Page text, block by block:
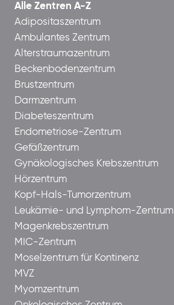
Alle Zentren A-Z
Adipositaszentrum
Ambulantes Zentrum
Alterstraumazentrum
Beckenbodenzentrum
Brustzentrum
Darmzentrum
Diabeteszentrum
Endometriose-Zentrum
Gefäßzentrum
Gynäkologisches Krebszentrum
Hörzentrum
Kopf-Hals-Tumorzentrum
Leukämie- und Lymphom-Zentrum
Magenkrebszentrum
MIC-Zentrum
Moselzentrum für Kontinenz
MVZ
Myomzentrum